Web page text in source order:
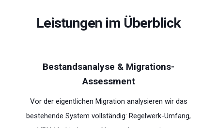
Leistungen im Überblick
Bestandsanalyse & Migrations-
Assessment
Vor der eigentlichen Migration analysieren wir das
bestehende System vollständig: Regelwerk-Umfang,